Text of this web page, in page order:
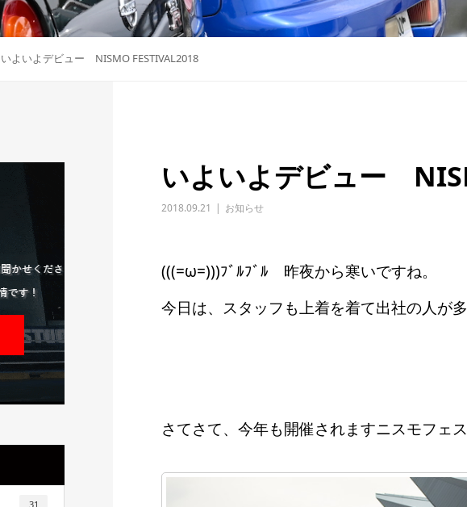
いよいよデビュー NISMO FESTIVAL2018
いよいよデビュー
2018.09.21 お知らせ
(((=ω=)))ﾌﾞﾙﾌﾞﾙ 昨夜から寒いですね。
今日は、スタッフも上着を着て出社の人が
さてさて、今年も開催されますニスモフェ
31